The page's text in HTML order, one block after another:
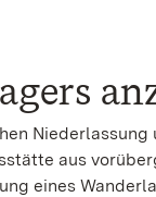
Niederlassung
aus
eines